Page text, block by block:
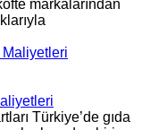
markalarından
Türkiye’de gıda